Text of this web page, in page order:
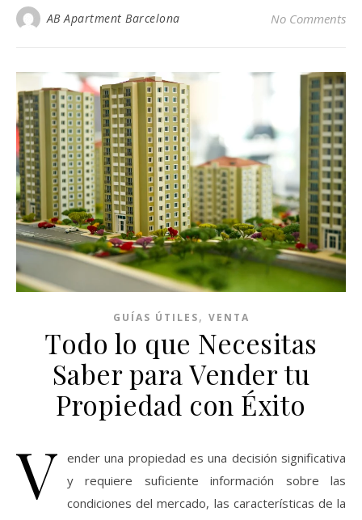
AB Apartment Barcelona No Comments
GUÍAS ÚTILES, VENTA
Todo lo que Necesitas
Saber para Vender tu
Propiedad con Éxito
V ender una propiedad es una decisión significativa
y requiere suficiente información sobre las
condiciones del mercado, las características de la